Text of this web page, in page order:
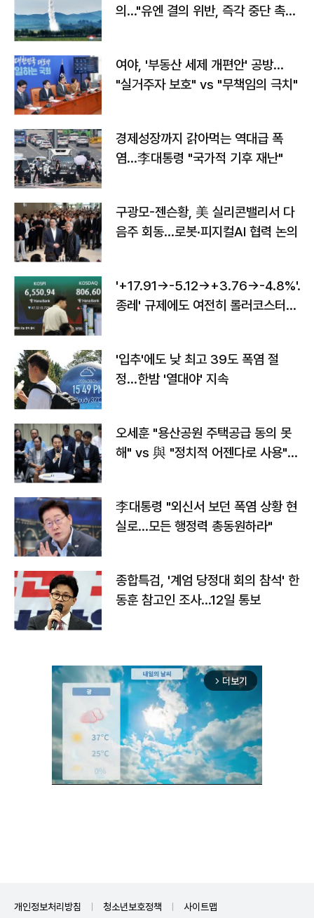
의…"유엔 결의 위반, 즉각 중단 촉
여야, '부동산 세제 개편안' 공방…
"실거주자 보호" vs "무책임의 극치"
경제성장까지 갉아먹는 역대급 폭
염…李대통령 "국가적 기후 재난"
구광모-젠슨황, 美 실리콘밸리서 다
음주 회동…로봇·피지컬AI 협력 논의
'+17.91→-5.12→+3.76→-4.8%'…'
종레' 규제에도 여전히 롤러코스터
'입추'에도 낮 최고 39도 폭염 절
정…한밤 '열대야' 지속
오세훈 "용산공원 주택공급 동의 못
해" vs 與 "정치적 어젠다로 사용"
李대통령 "외신서 보던 폭염 상황 현
실로…모든 행정력 총동원하라"
종합특검, '계엄 당정대 회의 참석' 한
동훈 참고인 조사...12일 통보
arrow_forward_ios 더보기
개인정보처리방침 청소년보호정책 사이트맵